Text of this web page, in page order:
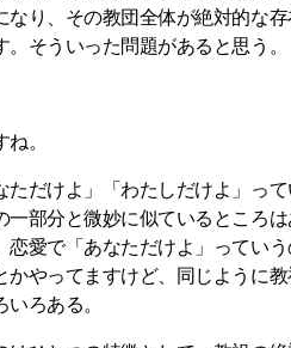
なり、その教団全体が絶対的な
そういった問題があると思う。
。
ただけよ」「わたしだけよ」っ
一部分と微妙に似ているところ
恋愛で「あなただけよ」ってい
かやってますけど、同じように
ろある。